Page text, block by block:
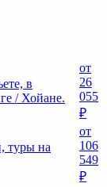
в
/ Хойане.
от
26
055
₽
туры на
от
106
549
₽